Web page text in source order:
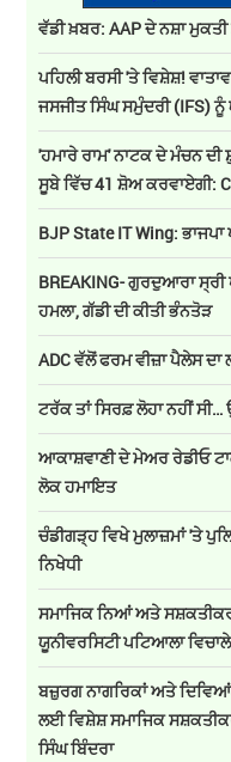
ਵੱਡੀ ਖ਼ਬਰ: AAP ਦੇ ਨਸ਼ਾ
ਪਹਿਲੀ ਬਰਸੀ 'ਤੇ ਵਿਸ਼ੇਸ਼!
ਜਸਜੀਤ ਸਿੰਘ ਸਮੁੰਦਰੀ (IFS)
'ਹਮਾਰੇ ਰਾਮ' ਨਾਟਕ ਦੇ ਮੰਚਨ
ਸੂਬੇ ਵਿੱਚ 41 ਸ਼ੋਅ ਕਰਵਾਏਗੀ:
BJP State IT Wing:
BREAKING- ਗੁਰਦੁਆਰਾ
ਹਮਲਾ, ਗੱਡੀ ਦੀ ਕੀਤੀ ਭੰਨਤੋੜ
ADC ਵੱਲੋਂ ਫਰਮ ਵੀਜ਼ਾ ਪੈਲੇਸ
ਟਰੱਕ ਤਾਂ ਸਿਰਫ਼ ਲੋਹਾ ਨਹੀਂ ਸੀ…
ਆਕਾਸ਼ਵਾਣੀ ਦੇ ਮੇਅਰ ਰੇਡੀਓ
ਲੋਕ ਹਮਾਇਤ
ਚੰਡੀਗੜ੍ਹ ਵਿਖੇ ਮੁਲਾਜ਼ਮਾਂ 'ਤੇ
ਨਿਖੇਧੀ
ਸਮਾਜਿਕ ਨਿਆਂ ਅਤੇ
ਯੂਨੀਵਰਸਿਟੀ ਪਟਿਆਲਾ
ਬਜ਼ੁਰਗ ਨਾਗਰਿਕਾਂ ਅਤੇ
ਲਈ ਵਿਸ਼ੇਸ਼ ਸਮਾਜਿਕ
ਸਿੰਘ ਬਿੰਦਰਾ